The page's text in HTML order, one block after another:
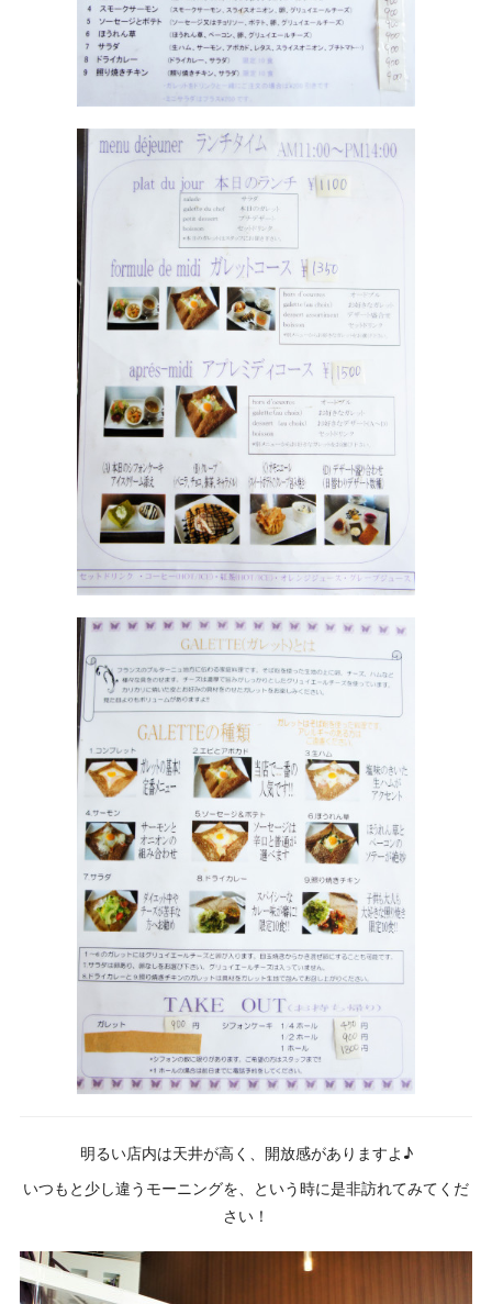
明るい店内は天井が高く、開放感がありますよ♪
いつもと少し違うモーニングを、という時に是非訪れてみてくだ
さい！